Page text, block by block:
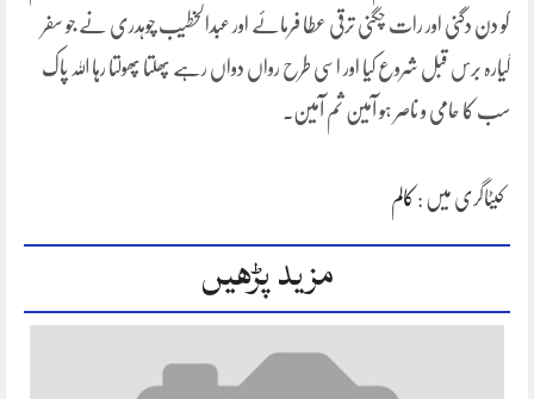
کو دن دگنی اور رات چگنی ترقی عطا فرمائے اور عبدالخطیب چوہدری نے جو سفر
گیارہ برس قبل شروع کیا اور اسی طرح رواں دواں رہے پھلتا پھولتا رہا اللہ پاک
سب کا حامی و ناصر ہو آمین ثم آمین۔
کیٹاگری میں : کالم
مزید پڑھیں